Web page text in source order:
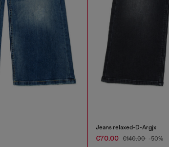
Jeans relaxed-D-Argjx
€70.00 €140.00 -50%